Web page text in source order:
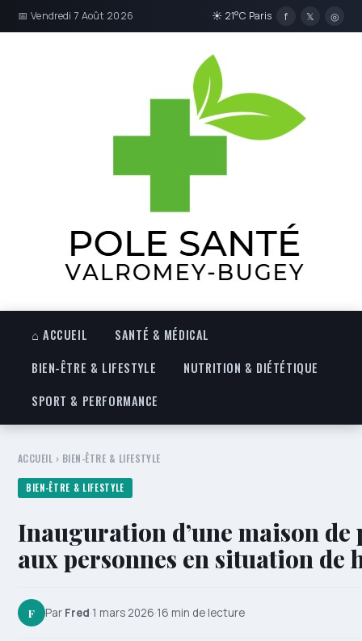
📅 Vendredi 7 Août 2026 ☀ 21°C Paris f 𝕏 ◎
⌂ ACCUEIL
SANTÉ & MÉDICAL
BIEN-ÊTRE & LIFESTYLE
NUTRITION & DIÉTÉTIQUE
SPORT & PERFORMANCE
ACCUEIL › BIEN-ÊTRE & LIFESTYLE
BIEN-ÊTRE & LIFESTYLE
Inauguration d’une maison
aux personnes en situation de
F Par Fred·1 mars 2026·16 min de lecture